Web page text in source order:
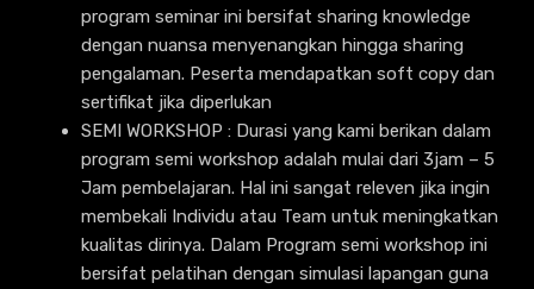
program seminar ini bersifat sharing knowledge
dengan nuansa menyenangkan hingga sharing
pengalaman. Peserta mendapatkan soft copy dan
sertifikat jika diperlukan
SEMI WORKSHOP : Durasi yang kami berikan dalam
program semi workshop adalah mulai dari 3jam – 5
Jam pembelajaran. Hal ini sangat releven jika ingin
membekali Individu atau Team untuk meningkatkan
kualitas dirinya. Dalam Program semi workshop ini
bersifat pelatihan dengan simulasi lapangan guna